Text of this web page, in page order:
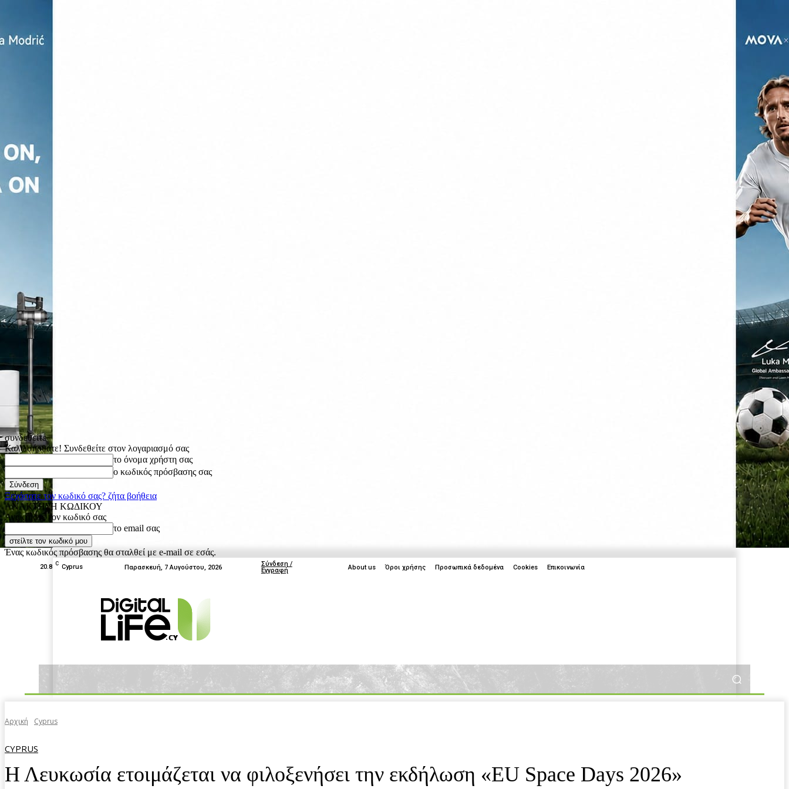
συνδεθείτε
Καλωσήρθατε! Συνδεθείτε στον λογαριασμό σας
το όνομα χρήστη σας
ο κωδικός πρόσβασης σας
Ξεχάσατε τον κωδικό σας? ζήτα βοήθεια
ΑΝΑΚΤΗΣΗ ΚΩΔΙΚΟΥ
Ανακτήστε τον κωδικό σας
το email σας
Ένας κωδικός πρόσβασης θα σταλθεί με e-mail σε εσάς.
20.8 C Cyprus Παρασκευή, 7 Αυγούστου, 2026
Σύνδεση /
Εγγραφή
About us Όροι χρήσης Προσωπικά δεδομένα Cookies Επικοινωνία
Tests Box Office Life Gaming TV Cyprus IFA 2025 More
Αρχική Cyprus
CYPRUS
Η Λευκωσία ετοιμάζεται να φιλοξενήσει την εκδήλωση «EU Space Days 2026»